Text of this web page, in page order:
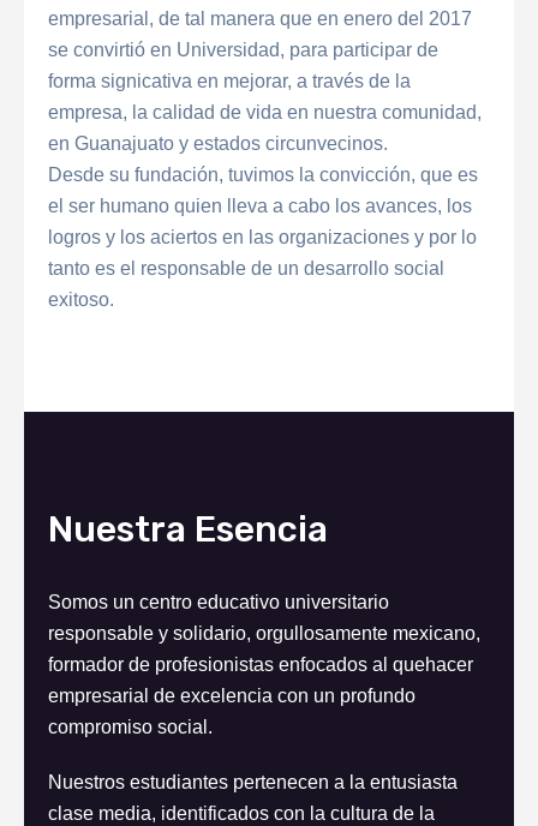
empresarial, de tal manera que en enero del 2017
se convirtió en Universidad, para participar de
forma signicativa en mejorar, a través de la
empresa, la calidad de vida en nuestra comunidad,
en Guanajuato y estados circunvecinos.
Desde su fundación, tuvimos la convicción, que es
el ser humano quien lleva a cabo los avances, los
logros y los aciertos en las organizaciones y por lo
tanto es el responsable de un desarrollo social
exitoso.
Nuestra Esencia
Somos un centro educativo universitario
responsable y solidario, orgullosamente mexicano,
formador de profesionistas enfocados al quehacer
empresarial de excelencia con un profundo
compromiso social.
Nuestros estudiantes pertenecen a la entusiasta
clase media, identificados con la cultura de la